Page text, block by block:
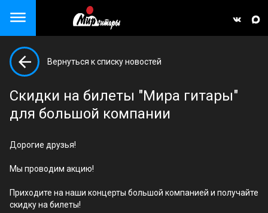
Close menu
Вернуться к списку новостей
Скидки на билеты "Мира гитары"
для большой компании
Дорогие друзья!
Мы проводим акцию!
Приходите на наши концерты большой компанией и получайте
скидку на билеты!